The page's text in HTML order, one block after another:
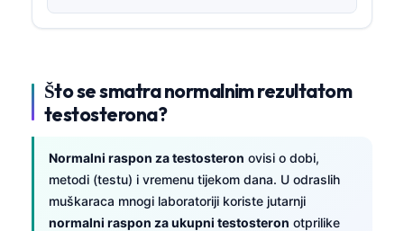
Što se smatra normalnim rezultatom
testosterona?
Normalni raspon za testosteron ovisi o dobi,
metodi (testu) i vremenu tijekom dana. U odraslih
muškaraca mnogi laboratoriji koriste jutarnji
normalni raspon za ukupni testosteron otprilike